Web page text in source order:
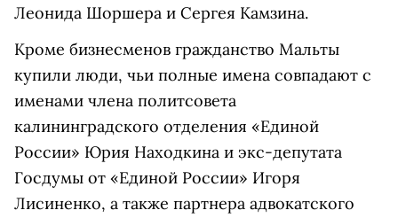
Леонида Шоршера и Сергея Камзина.
Кроме бизнесменов гражданство Мальты
купили люди, чьи полные имена совпадают с
именами члена политсовета
калининградского отделения «Единой
России» Юрия Находкина и экс-депутата
Госдумы от «Единой России» Игоря
Лисиненко, а также партнера адвокатского